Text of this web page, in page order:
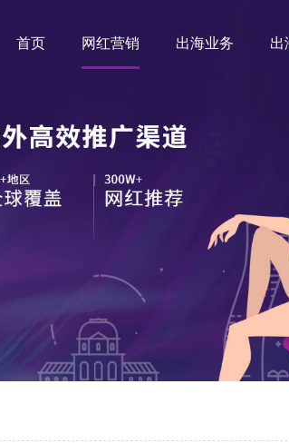
首页 网红营销 出海业务 出